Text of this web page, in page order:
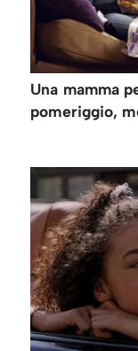
Una mamma
pomeriggio,